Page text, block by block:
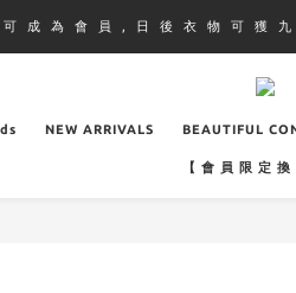
成 為 會 員 , 日 後 衣 物 可 獲
NEW ARRIVALS BEAUTIFUL
【 會 員 限 定 換